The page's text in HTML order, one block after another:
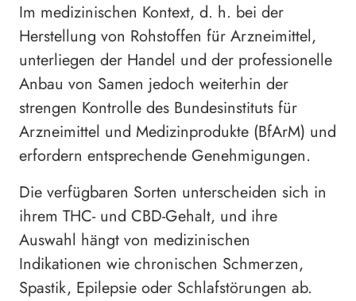
Im medizinischen Kontext, d. h. bei der
Herstellung von Rohstoffen für Arzneimittel,
unterliegen der Handel und der professionelle
Anbau von Samen jedoch weiterhin der
strengen Kontrolle des Bundesinstituts für
Arzneimittel und Medizinprodukte (BfArM) und
erfordern entsprechende Genehmigungen.
Die verfügbaren Sorten unterscheiden sich in
ihrem THC- und CBD-Gehalt, und ihre
Auswahl hängt von medizinischen
Indikationen wie chronischen Schmerzen,
Spastik, Epilepsie oder Schlafstörungen ab.